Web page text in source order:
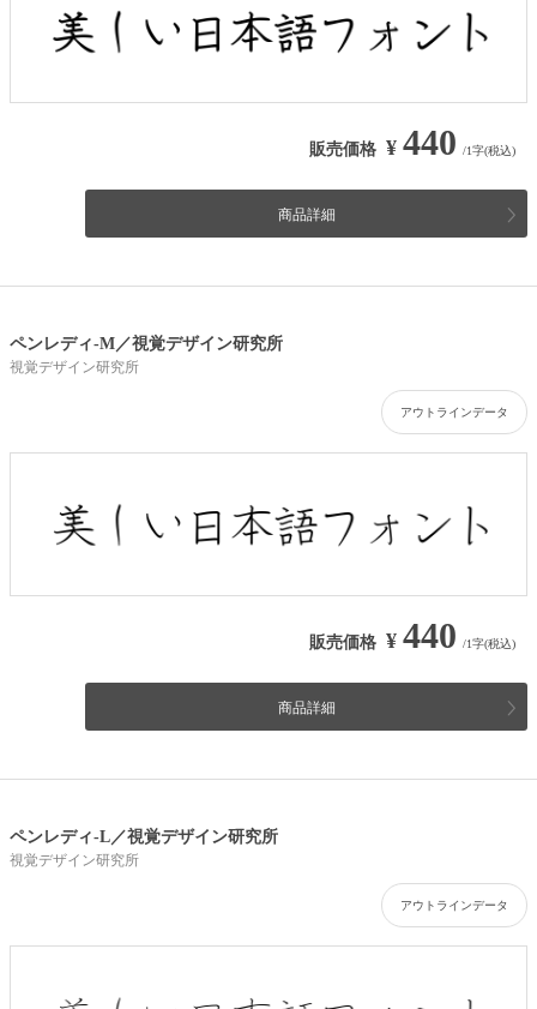
販売価格 ¥ 440 /1字(税込)
商品詳細
ペンレディ-M／視覚デザイン研究所
視覚デザイン研究所
アウトラインデータ
販売価格 ¥ 440 /1字(税込)
商品詳細
ペンレディ-L／視覚デザイン研究所
視覚デザイン研究所
アウトラインデータ